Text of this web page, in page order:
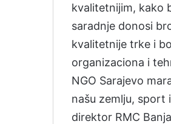
kvalitetnijim, kako
saradnje donosi
kvalitetnije trke i
organizaciona i
NGO Sarajevo
našu zemlju, sport
direktor RMC